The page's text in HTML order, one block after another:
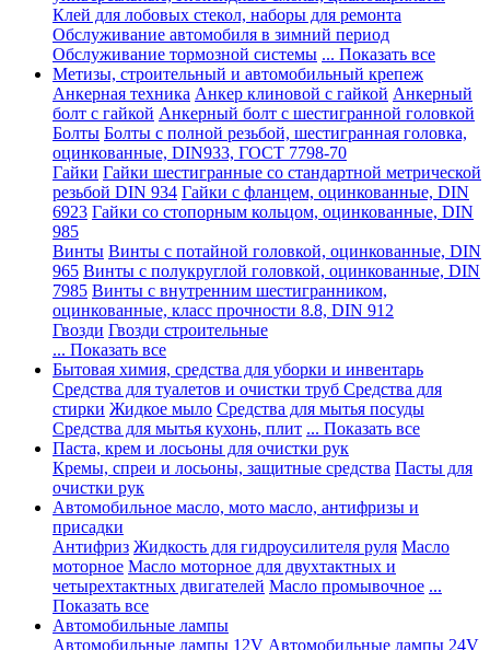
Клей для лобовых стекол, наборы для ремонта
Обслуживание автомобиля в зимний период
Обслуживание тормозной системы ... Показать все
Метизы, строительный и автомобильный крепеж
Анкерная техника Анкер клиновой с гайкой Анкерный
болт с гайкой Анкерный болт с шестигранной головкой
Болты Болты с полной резьбой, шестигранная головка,
оцинкованные, DIN933, ГОСТ 7798-70
Гайки Гайки шестигранные со стандартной метрической
резьбой DIN 934 Гайки с фланцем, оцинкованные, DIN
6923 Гайки со стопорным кольцом, оцинкованные, DIN
985
Винты Винты с потайной головкой, оцинкованные, DIN
965 Винты с полукруглой головкой, оцинкованные, DIN
7985 Винты с внутренним шестигранником,
оцинкованные, класс прочности 8.8, DIN 912
Гвозди Гвозди строительные
... Показать все
Бытовая химия, средства для уборки и инвентарь
Средства для туалетов и очистки труб Средства для
стирки Жидкое мыло Средства для мытья посуды
Средства для мытья кухонь, плит ... Показать все
Паста, крем и лосьоны для очистки рук
Кремы, спреи и лосьоны, защитные средства Пасты для
очистки рук
Автомобильное масло, мото масло, антифризы и
присадки
Антифриз Жидкость для гидроусилителя руля Масло
моторное Масло моторное для двухтактных и
четырехтактных двигателей Масло промывочное ...
Показать все
Автомобильные лампы
Автомобильные лампы 12V Автомобильные лампы 24V